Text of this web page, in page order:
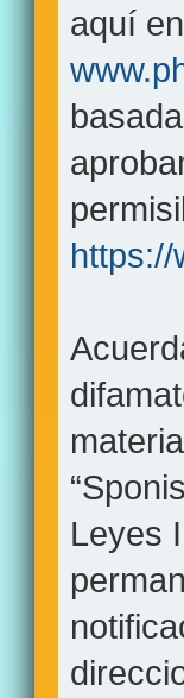
aquí
https://
Leyes